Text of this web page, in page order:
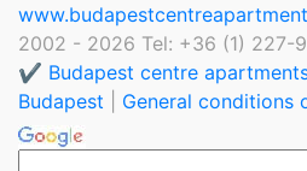
2002 - 2026 Tel: +36 (1) 227-
✔️ Budapest centre
Budapest
General conditions